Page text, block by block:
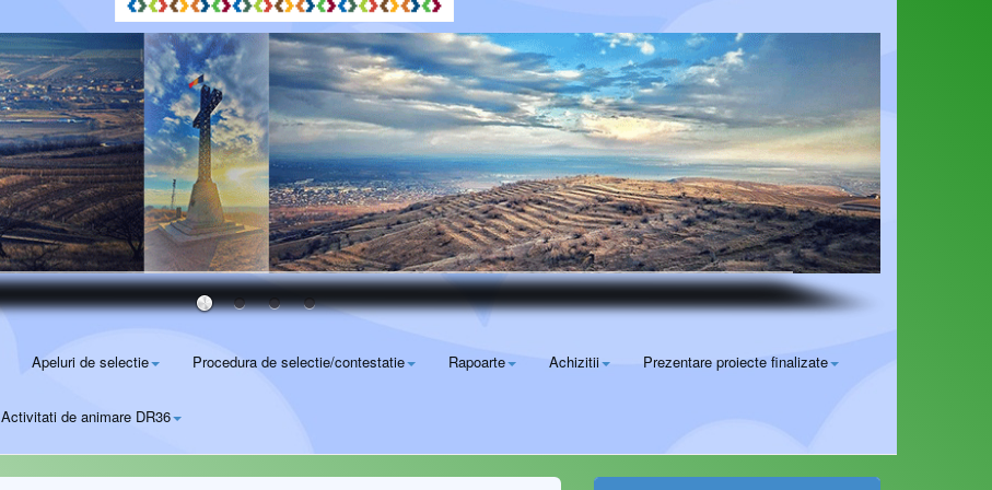
Apeluri de selectie Procedura de selectie/contestatie Rapoarte Achizitii Prezentare proiecte finalizate
Activitati de animare DR36